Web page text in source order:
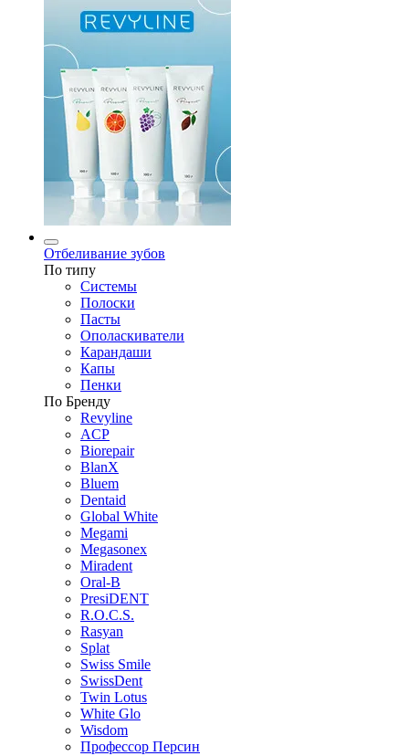
Отбеливание зубов
По типу
Системы
Полоски
Пасты
Ополаскиватели
Карандаши
Капы
Пенки
По Бренду
Revyline
ACP
Biorepair
BlanX
Bluem
Dentaid
Global White
Megami
Megasonex
Miradent
Oral-B
PresiDENT
R.O.C.S.
Rasyan
Splat
Swiss Smile
SwissDent
Twin Lotus
White Glo
Wisdom
Профессор Персин